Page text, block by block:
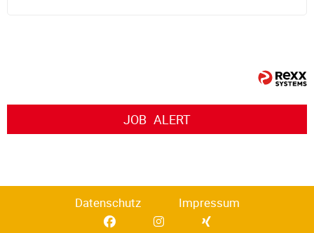
JOB ALERT
Datenschutz Impressum